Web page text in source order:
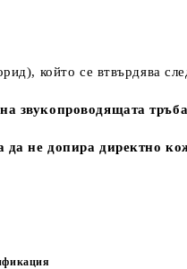
който се втвърдява
звукопроводящата
да не допира директно